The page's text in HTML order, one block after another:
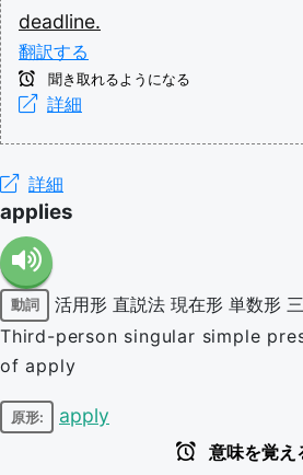
deadline.
翻訳する
聞き取れるようになる
詳細
詳細
applies
動詞 活用形 直説法 現在形 単数形
Third-person singular simple
of apply
原形: apply
意味を覚え